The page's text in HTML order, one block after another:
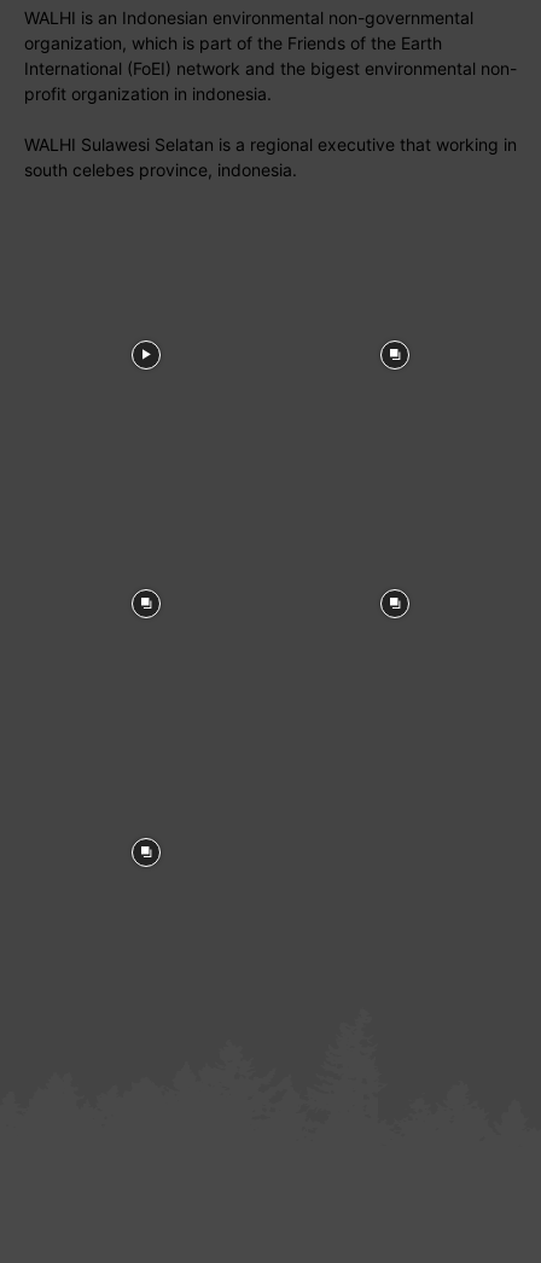
WALHI is an Indonesian environmental non-governmental
organization, which is part of the Friends of the Earth
International (FoEI) network and the bigest environmental non-
profit organization in indonesia.
WALHI Sulawesi Selatan is a regional executive that working in
south celebes province, indonesia.